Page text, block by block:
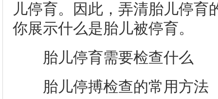
儿停育。因此，弄清胎儿停育
你展示什么是胎儿被停育。
胎儿停育需要检查什么
胎儿停搏检查的常用方法